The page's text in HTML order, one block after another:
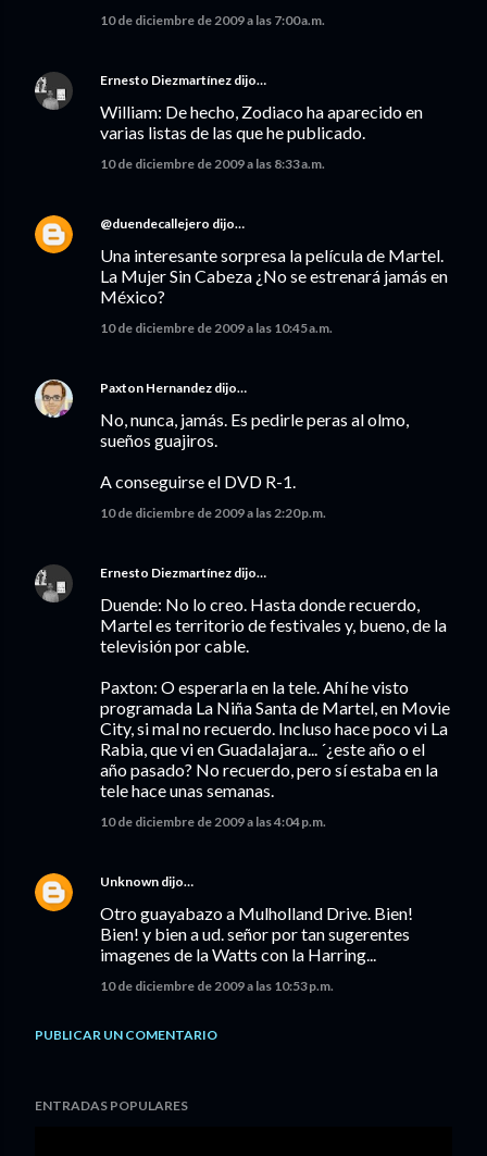
10 de diciembre de 2009 a las 7:00 a.m.
Ernesto Diezmartínez dijo…
William: De hecho, Zodiaco ha aparecido en
varias listas de las que he publicado.
10 de diciembre de 2009 a las 8:33 a.m.
@duendecallejero dijo…
Una interesante sorpresa la película de Martel.
La Mujer Sin Cabeza ¿No se estrenará jamás en
México?
10 de diciembre de 2009 a las 10:45 a.m.
Paxton Hernandez dijo…
No, nunca, jamás. Es pedirle peras al olmo,
sueños guajiros.
A conseguirse el DVD R-1.
10 de diciembre de 2009 a las 2:20 p.m.
Ernesto Diezmartínez dijo…
Duende: No lo creo. Hasta donde recuerdo,
Martel es territorio de festivales y, bueno, de la
televisión por cable.
Paxton: O esperarla en la tele. Ahí he visto
programada La Niña Santa de Martel, en Movie
City, si mal no recuerdo. Incluso hace poco vi La
Rabia, que vi en Guadalajara... ´¿este año o el
año pasado? No recuerdo, pero sí estaba en la
tele hace unas semanas.
10 de diciembre de 2009 a las 4:04 p.m.
Unknown dijo…
Otro guayabazo a Mulholland Drive. Bien!
Bien! y bien a ud. señor por tan sugerentes
imagenes de la Watts con la Harring...
10 de diciembre de 2009 a las 10:53 p.m.
PUBLICAR UN COMENTARIO
ENTRADAS POPULARES